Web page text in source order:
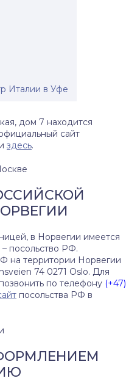
Италии в Уфе
дом 7 находится
сайт
здесь.
в Норвегии имеется
посольство РФ.
на территории Норвегии
74 0271 Oslo. Для
по телефону (+47)
посольства РФ в